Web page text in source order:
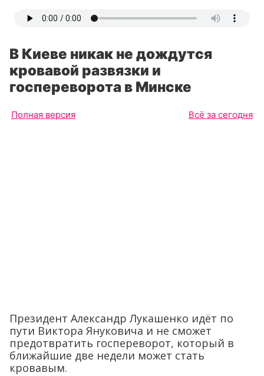
В Киеве никак не дождутся
кровавой развязки и
госпереворота в Минске
Полная версия Всё за сегодня
Президент Александр Лукашенко идёт по
пути Виктора Януковича и не сможет
предотвратить госпереворот, который в
ближайшие две недели может стать
кровавым.